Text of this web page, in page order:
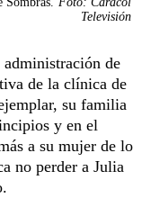
Televisión
administración de
de la clínica de
su familia
y en el
a su mujer de lo
no perder a Julia